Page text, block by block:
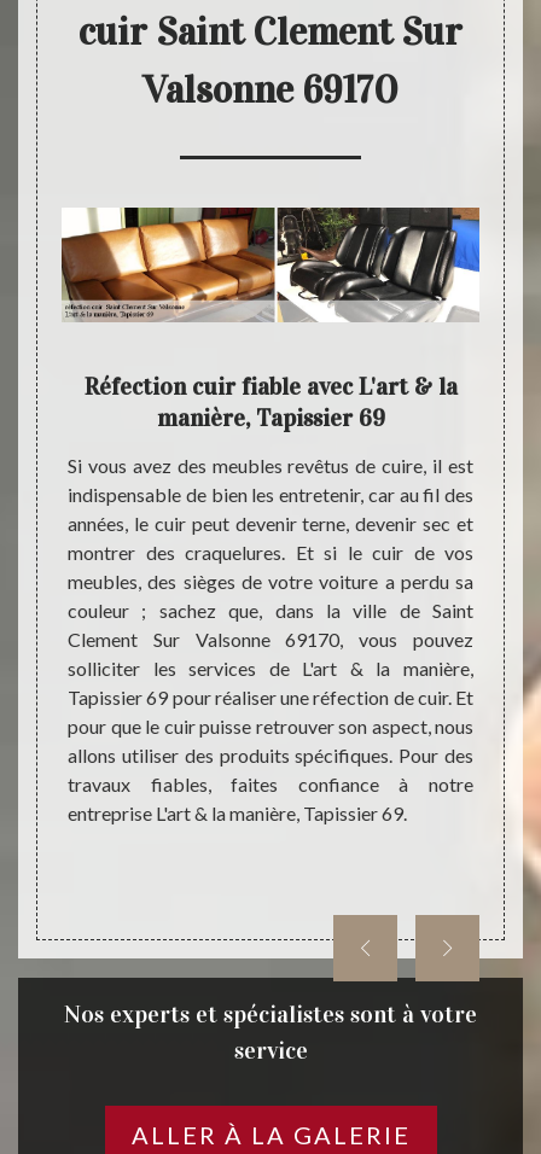
cuir Saint Clement Sur
Valsonne 69170
du
une
qui
quel
avec
fait,
& la
Réfection cuir fiable avec L'art & la
manière, Tapissier 69
Si vous avez des meubles revêtus de cuire, il est
indispensable de bien les entretenir, car au fil des
années, le cuir peut devenir terne, devenir sec et
montrer des craquelures. Et si le cuir de vos
meubles, des sièges de votre voiture a perdu sa
couleur ; sachez que, dans la ville de Saint
Clement Sur Valsonne 69170, vous pouvez
solliciter les services de L'art & la manière,
Tapissier 69 pour réaliser une réfection de cuir. Et
pour que le cuir puisse retrouver son aspect, nous
allons utiliser des produits spécifiques. Pour des
travaux fiables, faites confiance à notre
entreprise L'art & la manière, Tapissier 69.
du
L'art
le
sera
Nos experts et spécialistes sont à votre
service
ALLER À LA GALERIE